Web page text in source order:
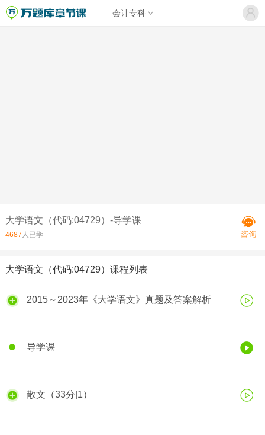
会计专科
大学语文（代码:04729）-导学课
4687 人已学
大学语文（代码:04729）课程列表
2015～2023年《大学语文》真题及答案解析
导学课
散文（33分|1）